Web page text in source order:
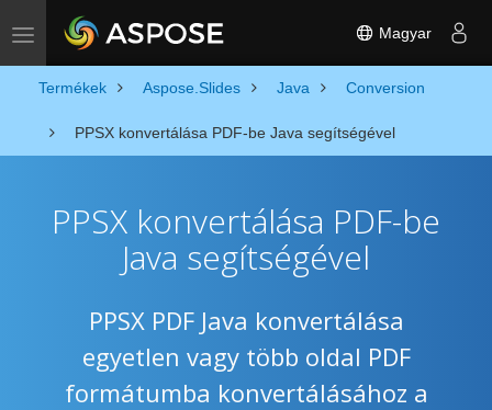
Toggle navigation Magyar
Termékek Aspose.Slides Java Conversion
PPSX konvertálása PDF-be Java segítségével
PPSX konvertálása PDF-be
Java segítségével
PPSX PDF Java konvertálása
egyetlen vagy több oldal PDF
formátumba konvertálásához a